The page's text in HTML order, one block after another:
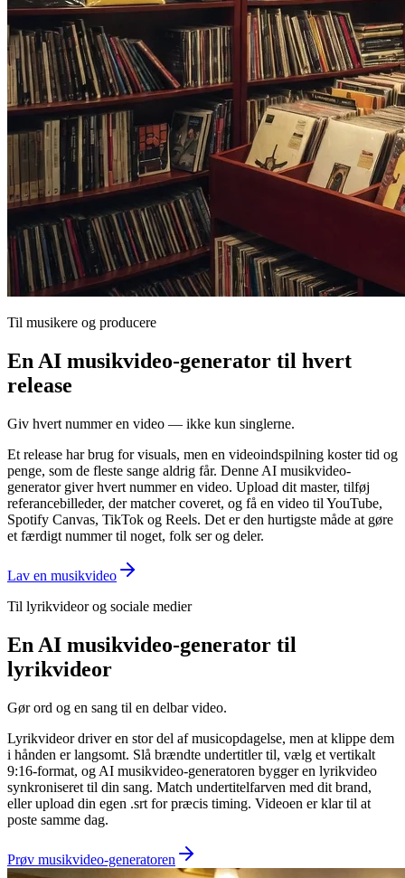
Til musikere og producere
En AI musikvideo-generator til hvert
release
Giv hvert nummer en video — ikke kun singlerne.
Et release har brug for visuals, men en videoindspilning koster tid og
penge, som de fleste sange aldrig får. Denne AI musikvideo-
generator giver hvert nummer en video. Upload dit master, tilføj
referancebilleder, der matcher coveret, og få en video til YouTube,
Spotify Canvas, TikTok og Reels. Det er den hurtigste måde at gøre
et færdigt nummer til noget, folk ser og deler.
Lav en musikvideo
Til lyrikvideor og sociale medier
En AI musikvideo-generator til
lyrikvideor
Gør ord og en sang til en delbar video.
Lyrikvideor driver en stor del af musicopdagelse, men at klippe dem
i hånden er langsomt. Slå brændte undertitler til, vælg et vertikalt
9:16-format, og AI musikvideo-generatoren bygger en lyrikvideo
synkroniseret til din sang. Match undertitelfarven med dit brand,
eller upload din egen .srt for præcis timing. Videoen er klar til at
poste samme dag.
Prøv musikvideo-generatoren